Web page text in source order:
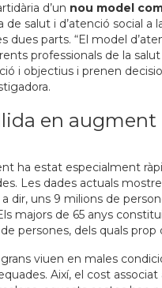
d’un nou model
salut i d’atenció social a
dues parts. “El model
professionals de la
i objectius i prenen
en augment
ha estat especialment
Les dades actuals
a dir, uns 9 milions de
majors de 65 anys
persones, dels quals
grans viuen en males
Així, el cost